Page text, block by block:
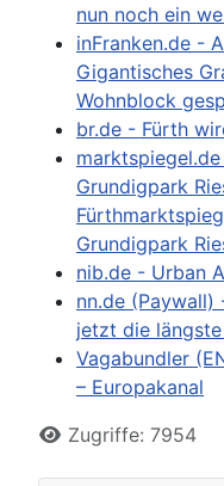
nun noch ein
inFranken.de -
Gigantisches
Wohnblock
br.de - Fürth
Grundigpark
Grundigpark
nib.de - Urban
nn.de (Paywall)
jetzt die
Vagabundler
– Europakanal
Zugriffe: 7954